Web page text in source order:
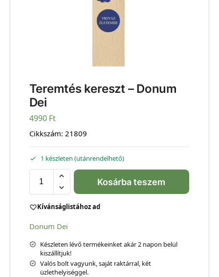
Teremtés kereszt – Donum
Dei
4990 Ft
Cikkszám: 21809
1 készleten (utánrendelhető)
Kosárba teszem
Kívánságlistához ad
Donum Dei
Készleten lévő termékeinket akár 2 napon belül
kiszállítjuk!
Valós bolt vagyunk, saját raktárral, két
üzlethelyiséggel.